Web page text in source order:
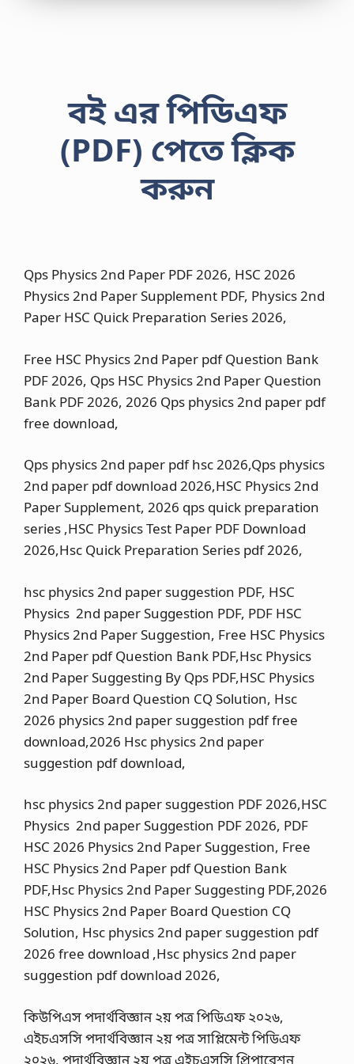
s
H
i
M
a
h
P
p
e
…
বই এর পিডিএফ
(PDF) পেতে ক্লিক
করুন
Qps Physics 2nd Paper PDF 2026, HSC 2026
Physics 2nd Paper Supplement PDF, Physics 2nd
Paper HSC Quick Preparation Series 2026,
Free HSC Physics 2nd Paper pdf Question Bank
PDF 2026, Qps HSC Physics 2nd Paper Question
Bank PDF 2026, 2026 Qps physics 2nd paper pdf
free download,
Qps physics 2nd paper pdf hsc 2026,Qps physics
2nd paper pdf download 2026,HSC Physics 2nd
Paper Supplement, 2026 qps quick preparation
series ,HSC Physics Test Paper PDF Download
2026,Hsc Quick Preparation Series pdf 2026,
hsc physics 2nd paper suggestion PDF, HSC
Physics 2nd paper Suggestion PDF, PDF HSC
Physics 2nd Paper Suggestion, Free HSC Physics
2nd Paper pdf Question Bank PDF,Hsc Physics
2nd Paper Suggesting By Qps PDF,HSC Physics
2nd Paper Board Question CQ Solution, Hsc
2026 physics 2nd paper suggestion pdf free
download,2026 Hsc physics 2nd paper
suggestion pdf download,
hsc physics 2nd paper suggestion PDF 2026,HSC
Physics 2nd paper Suggestion PDF 2026, PDF
HSC 2026 Physics 2nd Paper Suggestion, Free
HSC Physics 2nd Paper pdf Question Bank
PDF,Hsc Physics 2nd Paper Suggesting PDF,2026
HSC Physics 2nd Paper Board Question CQ
Solution, Hsc physics 2nd paper suggestion pdf
2026 free download ,Hsc physics 2nd paper
suggestion pdf download 2026,
কিউপিএস পদার্থবিজ্ঞান ২য় পত্র পিডিএফ ২০২৬,
এইচএসসি পদার্থবিজ্ঞান ২য় পত্র সাপ্লিমেন্ট পিডিএফ
২০২৬, পদার্থবিজ্ঞান ২য় পত্র এইচএসসি প্রিপারেশন